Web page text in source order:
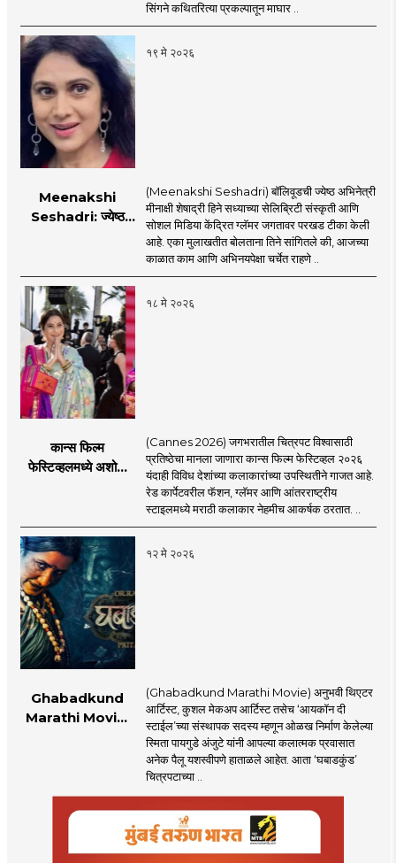
सिंगने कथितरित्या प्रकल्पातून माघार ..
१९ मे २०२६
Meenakshi
Seshadri: ज्येष्ठ
सेलिब्रिटी संस्कृतीवर
जोरदार टीका, नेमकं
काय म्हणाली?
(Meenakshi Seshadri) बॉलिवूडची ज्येष्ठ अभिनेत्री
मीनाक्षी शेषाद्री हिने सध्याच्या सेलिब्रिटी संस्कृती आणि
सोशल मिडिया केंद्रित ग्लॅमर जगतावर परखड टीका केली
आहे. एका मुलाखतीत बोलताना तिने सांगितले की, आजच्या
काळात काम आणि अभिनयपेक्षा चर्चेत राहणे ..
१८ मे २०२६
कान्स फिल्म
फेस्टिव्हलमध्ये अशोक
रेड कार्पेट लूक
(Cannes 2026) जगभरातील चित्रपट विश्वासाठी
प्रतिष्ठेचा मानला जाणारा कान्स फिल्म फेस्टिव्हल २०२६
यंदाही विविध देशांच्या कलाकारांच्या उपस्थितीने गाजत आहे.
रेड कार्पेटवरील फॅशन, ग्लॅमर आणि आंतरराष्ट्रीय
स्टाइलमध्ये मराठी कलाकार नेहमीच आकर्षक ठरतात. ..
१२ मे २०२६
Ghabadkund
Marathi Movie:
पाहून...!
(Ghabadkund Marathi Movie) अनुभवी थिएटर
आर्टिस्ट, कुशल मेकअप आर्टिस्ट तसेच ‘आयकॉन दी
स्टाईल’च्या संस्थापक सदस्य म्हणून ओळख निर्माण केलेल्या
स्मिता पायगुडे अंजुटे यांनी आपल्या कलात्मक प्रवासात
अनेक पैलू यशस्वीपणे हाताळले आहेत. आता ‘घबाडकुंड’
चित्रपटाच्या ..